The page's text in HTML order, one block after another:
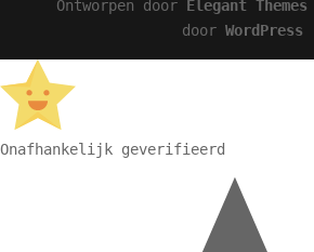
Ontworpen door Elegant Themes
door WordPress
Onafhankelijk geverifieerd